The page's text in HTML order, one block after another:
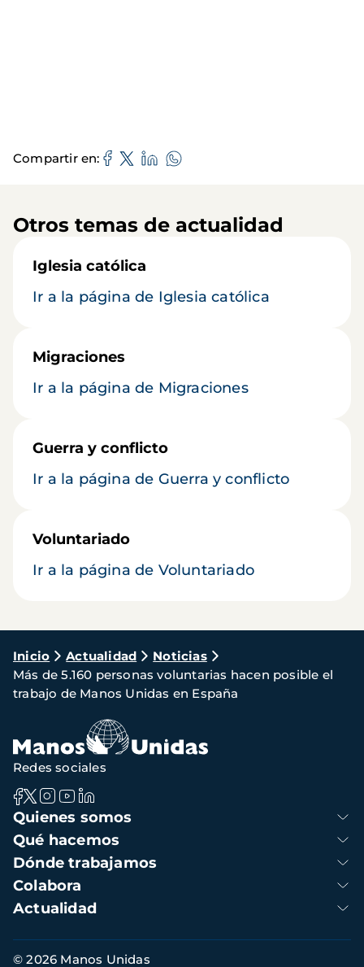
Compartir en
Otros temas de actualidad
Iglesia católica
Ir a la página de Iglesia católica
Migraciones
Ir a la página de Migraciones
Guerra y conflicto
Ir a la página de Guerra y conflicto
Voluntariado
Ir a la página de Voluntariado
Ruta
de
navegación
Inicio Actualidad
Noticias
Más de 5.160 personas voluntarias hacen posible el
trabajo de Manos Unidas en España
Navegación
principal
Quienes somos
Qué hacemos
Dónde trabajamos
Colabora
Actualidad
Redes sociales
Información
© 2026 Manos Unidas